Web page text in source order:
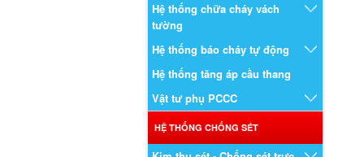
Hệ thống chữa cháy vách
tường
Hệ thống báo cháy tự động
Hệ thống tăng áp cầu thang
Vật tư phụ PCCC
HỆ THỐNG CHỐNG SÉT